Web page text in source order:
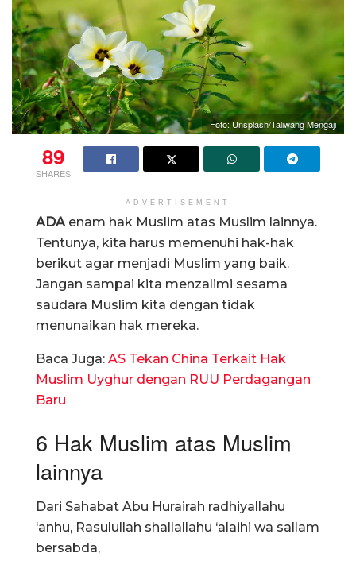
Foto: Unsplash/Taliwang Mengaji
89
SHARES
ADVERTISEMENT
ADA enam hak Muslim atas Muslim lainnya.
Tentunya, kita harus memenuhi hak-hak
berikut agar menjadi Muslim yang baik.
Jangan sampai kita menzalimi sesama
saudara Muslim kita dengan tidak
menunaikan hak mereka.
Baca Juga: AS Tekan China Terkait Hak
Muslim Uyghur dengan RUU Perdagangan
Baru
6 Hak Muslim atas Muslim
lainnya
Dari Sahabat Abu Hurairah radhiyallahu
‘anhu, Rasulullah shallallahu ‘alaihi wa sallam
bersabda,